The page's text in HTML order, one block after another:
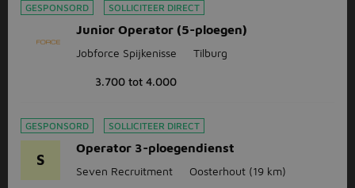
GESPONSORD SOLLICITEER DIRECT
Junior Operator (5-ploegen)
Jobforce Spijkenisse Tilburg
3.700 tot 4.000
GESPONSORD SOLLICITEER DIRECT
S
Operator 3-ploegendienst
Seven Recruitment Oosterhout (19 km)